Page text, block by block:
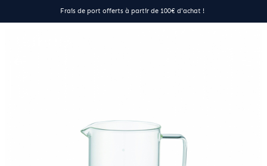
Frais de port offerts à partir de 100€ d'achat !